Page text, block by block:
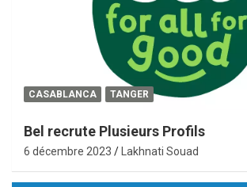
CASABLANCA TANGER
Bel recrute Plusieurs Profils
6 décembre 2023 Lakhnati Souad